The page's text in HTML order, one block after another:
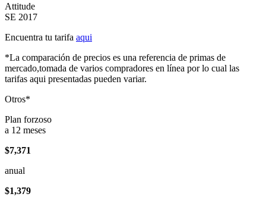
Attitude
SE 2017
Encuentra tu tarifa aqui
*La comparación de precios es una referencia de primas de
mercado,tomada de varios compradores en línea por lo cual las
tarifas aqui presentadas pueden variar.
Otros*
Plan forzoso
a 12 meses
$7,371
anual
$1,379